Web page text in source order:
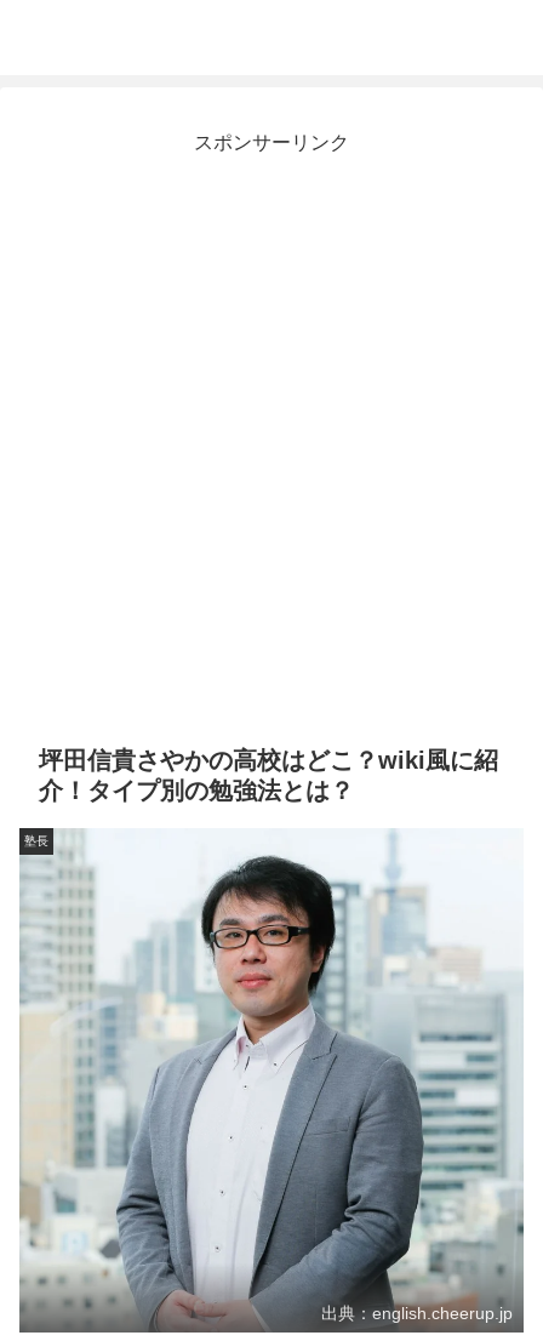
スポンサーリンク
坪田信貴さやかの高校はどこ？wiki風に紹
介！タイプ別の勉強法とは？
塾長
出典：english.cheerup.jp